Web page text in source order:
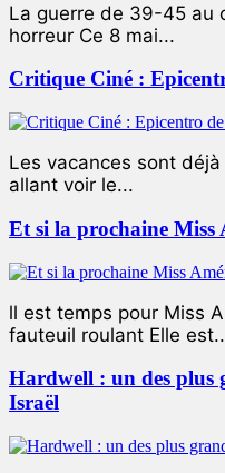
La guerre de 39-45 au
horreur Ce 8 mai...
Critique Ciné :
Les vacances sont
allant voir le...
Et si la prochaine Miss
ll est temps pour Miss
fauteuil roulant Elle
Hardwell : un des plus
Israël